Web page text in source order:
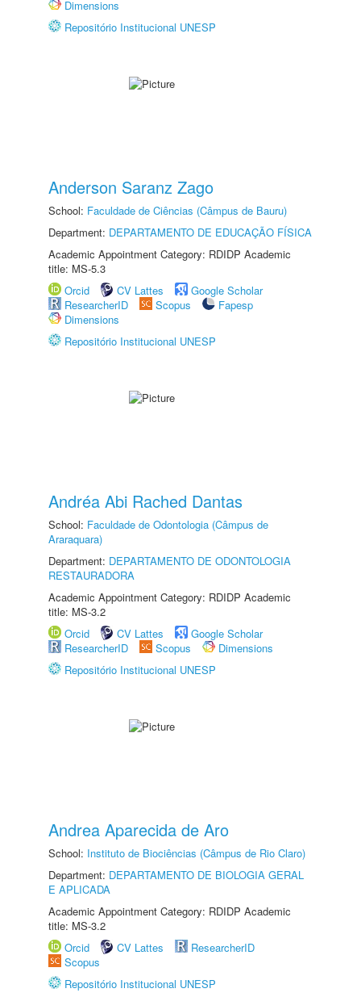
Dimensions
Repositório Institucional UNESP
Anderson Saranz Zago
School: Faculdade de Ciências (Câmpus de Bauru)
Department: DEPARTAMENTO DE EDUCAÇÃO FÍSICA
Academic Appointment Category: RDIDP Academic
title: MS-5.3
Orcid
CV Lattes
Google Scholar
ResearcherID
Scopus
Fapesp
Dimensions
Repositório Institucional UNESP
Andréa Abi Rached Dantas
School: Faculdade de Odontologia (Câmpus de
Araraquara)
Department: DEPARTAMENTO DE ODONTOLOGIA
RESTAURADORA
Academic Appointment Category: RDIDP Academic
title: MS-3.2
Orcid
CV Lattes
Google Scholar
ResearcherID
Scopus
Dimensions
Repositório Institucional UNESP
Andrea Aparecida de Aro
School: Instituto de Biociências (Câmpus de Rio Claro)
Department: DEPARTAMENTO DE BIOLOGIA GERAL
E APLICADA
Academic Appointment Category: RDIDP Academic
title: MS-3.2
Orcid
CV Lattes
ResearcherID
Scopus
Repositório Institucional UNESP